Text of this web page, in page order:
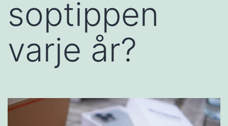
soptippen
varje år?